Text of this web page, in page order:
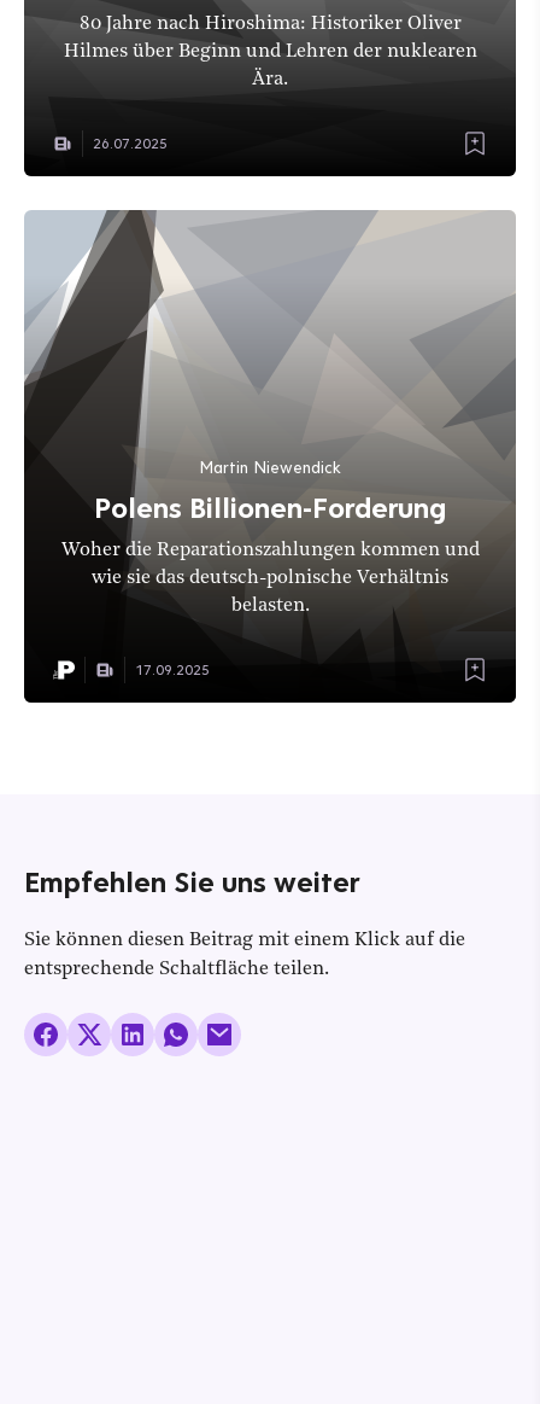
80 Jahre nach Hiroshima: Historiker Oliver
Hilmes über Beginn und Lehren der nuklearen
Ära.
26.07.2025
Martin Niewendick
Polens Billionen-Forderung
Woher die Reparationszahlungen kommen und
wie sie das deutsch-polnische Verhältnis
belasten.
17.09.2025
Empfehlen Sie uns weiter
Sie können diesen Beitrag mit einem Klick auf die
entsprechende Schaltfläche teilen.